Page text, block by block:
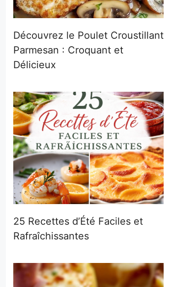
Découvrez le Poulet Croustillant
Parmesan : Croquant et
Délicieux
25 Recettes d’Été Faciles et
Rafraîchissantes